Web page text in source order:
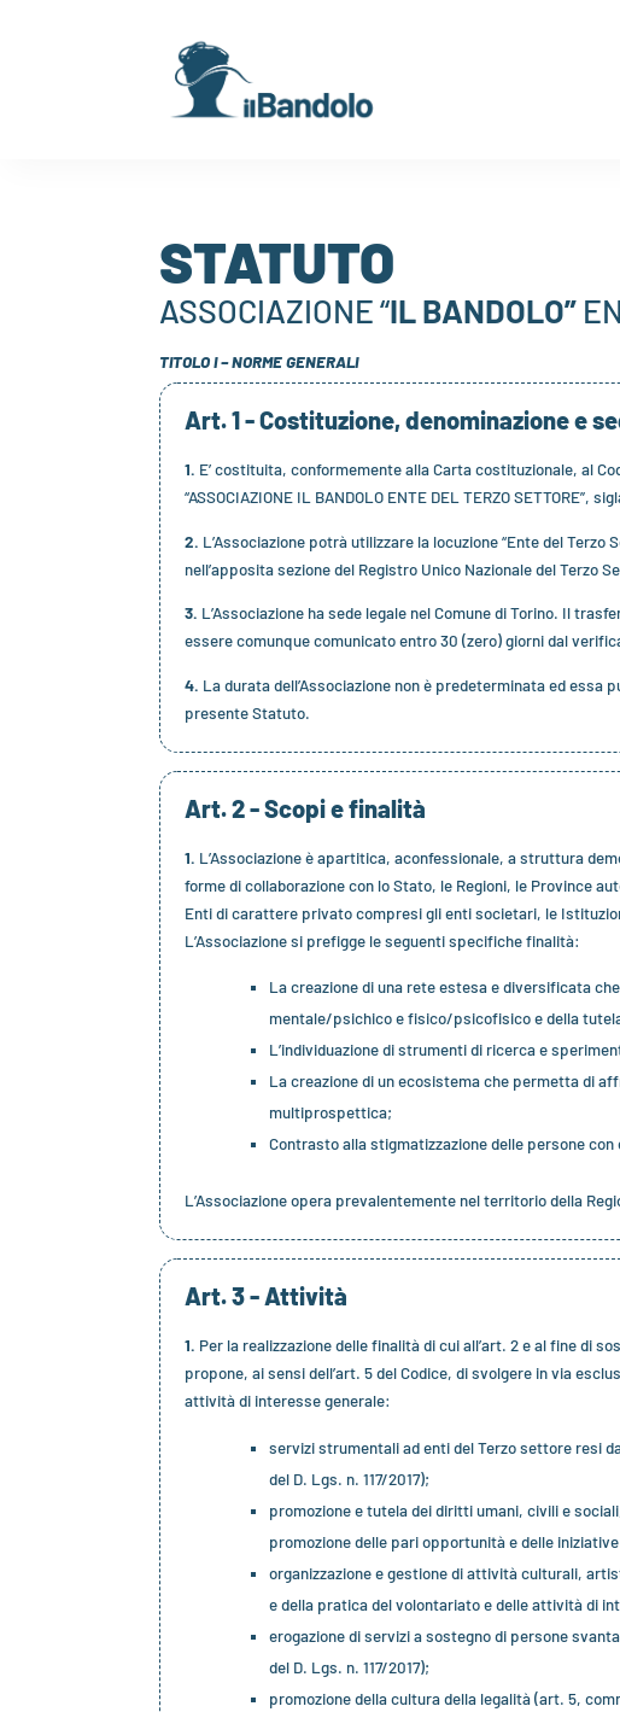
STATUTO
ASSOCIAZIONE “IL BANDOLO”
TITOLO I – NORME GENERALI
Art. 1 - Costituzione, denominazione e
1. E’ costituita, conformemente alla Carta costituzionale, al
“ASSOCIAZIONE IL BANDOLO ENTE DEL TERZO SETTORE”,
2. L’Associazione potrà utilizzare la locuzione “Ente del Terzo
nell’apposita sezione del Registro Unico Nazionale del Terzo
3. L’Associazione ha sede legale nel Comune di Torino. Il
essere comunque comunicato entro 30 (zero) giorni dal
4. La durata dell’Associazione non è predeterminata ed essa
presente Statuto.
Art. 2 - Scopi e finalità
1. L’Associazione è apartitica, aconfessionale, a struttura
forme di collaborazione con lo Stato, le Regioni, le Province
Enti di carattere privato compresi gli enti societari, le
L’Associazione si prefigge le seguenti specifiche finalità:
La creazione di una rete estesa e diversificata
mentale/psichico e fisico/psicofisico e della
L’individuazione di strumenti di ricerca e
La creazione di un ecosistema che permetta di
multiprospettica;
Contrasto alla stigmatizzazione delle persone
L’Associazione opera prevalentemente nel territorio della
Art. 3 - Attività
1. Per la realizzazione delle finalità di cui all’art. 2 e al fine di
propone, ai sensi dell’art. 5 del Codice, di svolgere in via
attività di interesse generale:
servizi strumentali ad enti del Terzo settore resi
del D. Lgs. n. 117/2017);
promozione e tutela dei diritti umani, civili e
promozione delle pari opportunità e delle
organizzazione e gestione di attività culturali,
e della pratica del volontariato e delle attività di
erogazione di servizi a sostegno di persone
del D. Lgs. n. 117/2017);
promozione della cultura della legalità (art. 5,